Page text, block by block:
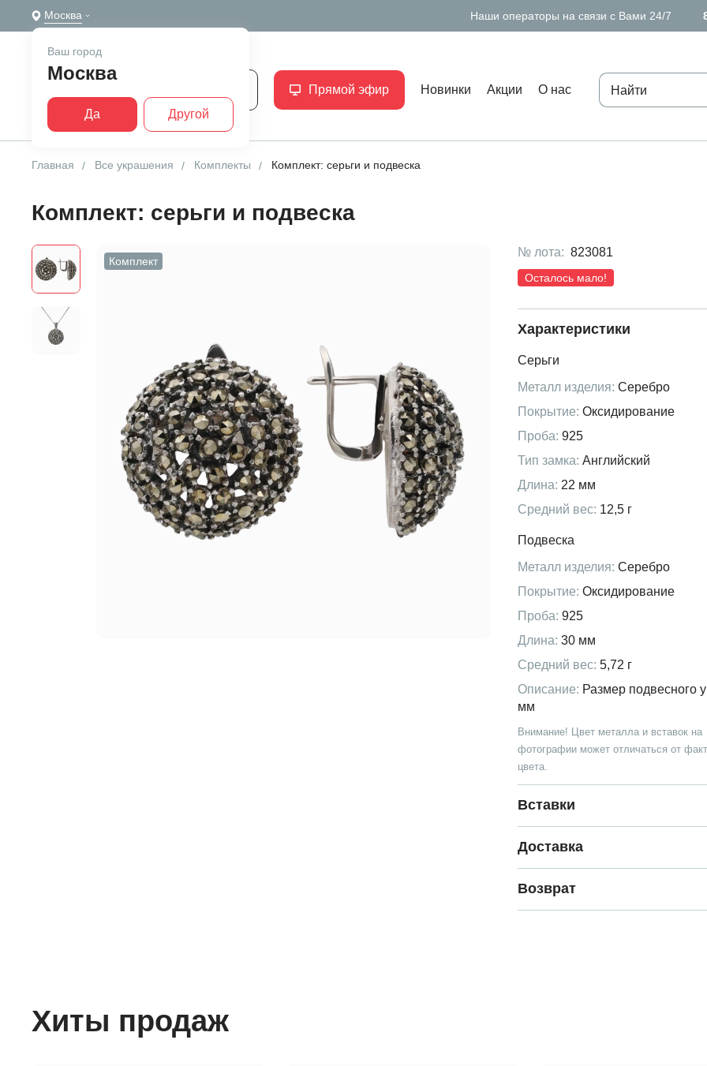
Москва Наши операторы на связи с Вами 24/7
Ваш город
Москва
Да Другой
Прямой эфир Новинки Акции О нас
Главная Все украшения Комплекты Комплект: серьги и подвеска
Комплект: серьги и подвеска
Комплект
№ лота: 823081
Осталось мало!
Характеристики
Серьги
Металл изделия: Серебро
Покрытие: Оксидирование
Проба: 925
Тип замка: Английский
Длина: 22 мм
Средний вес: 12,5 г
Подвеска
Металл изделия: Серебро
Покрытие: Оксидирование
Проба: 925
Длина: 30 мм
Средний вес: 5,72 г
Описание: Размер подвесного
мм
Внимание! Цвет металла и вставок на
фотографии может отличаться от
цвета.
Вставки
Доставка
Возврат
Хиты продаж